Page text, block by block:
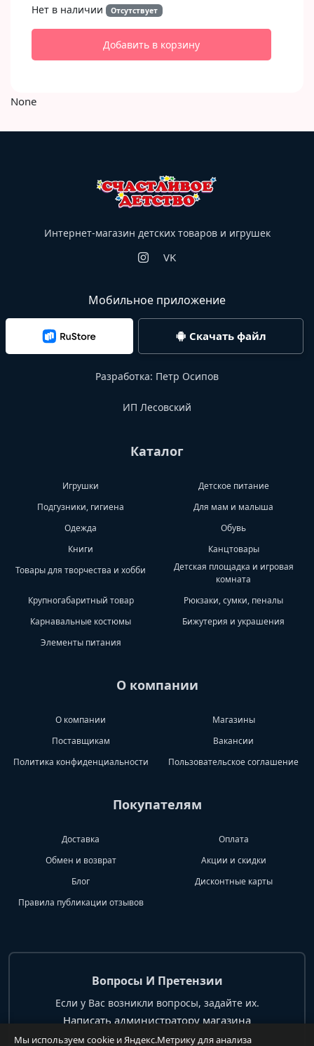
Нет в наличии Отсутствует
Добавить в корзину
None
Интернет-магазин детских товаров и игрушек
VK
Мобильное приложение
Скачать файл
Разработка: Петр Осипов
ИП Лесовский
Каталог
Игрушки
Детское питание
Подгузники, гигиена
Для мам и малыша
Одежда
Обувь
Книги
Канцтовары
Товары для творчества и хобби
Детская площадка и игровая
комната
Крупногабаритный товар
Рюкзаки, сумки, пеналы
Карнавальные костюмы
Бижутерия и украшения
Элементы питания
О компании
О компании
Магазины
Поставщикам
Вакансии
Политика конфиденциальности
Пользовательское соглашение
Покупателям
Доставка
Оплата
Обмен и возврат
Акции и скидки
Блог
Дисконтные карты
Правила публикации отзывов
Вопросы И Претензии
Если у Вас возникли вопросы, задайте их.
Написать администратору магазина
Мы используем cookie и Яндекс.Метрику для анализа